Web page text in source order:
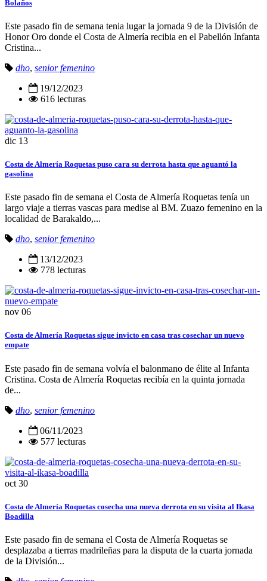
Bolaños
Este pasado fin de semana tenia lugar la jornada 9 de la División de
Honor Oro donde el Costa de Almería recibia en el Pabellón Infanta
Cristina...
dho, senior femenino
19/12/2023
616 lecturas
dic 13
Costa de Almería Roquetas puso cara su derrota hasta que aguantó la
gasolina
Este pasado fin de semana el Costa de Almería Roquetas tenía un
largo viaje a tierras vascas para medise al BM. Zuazo femenino en la
localidad de Barakaldo,...
dho, senior femenino
13/12/2023
778 lecturas
nov 06
Costa de Almería Roquetas sigue invicto en casa tras cosechar un nuevo
empate
Este pasado fin de semana volvía el balonmano de élite al Infanta
Cristina. Costa de Almería Roquetas recibía en la quinta jornada
de...
dho, senior femenino
06/11/2023
577 lecturas
oct 30
Costa de Almería Roquetas cosecha una nueva derrota en su visita al Ikasa
Boadilla
Este pasado fin de semana el Costa de Almería Roquetas se
desplazaba a tierras madrileñas para la disputa de la cuarta jornada
de la División...